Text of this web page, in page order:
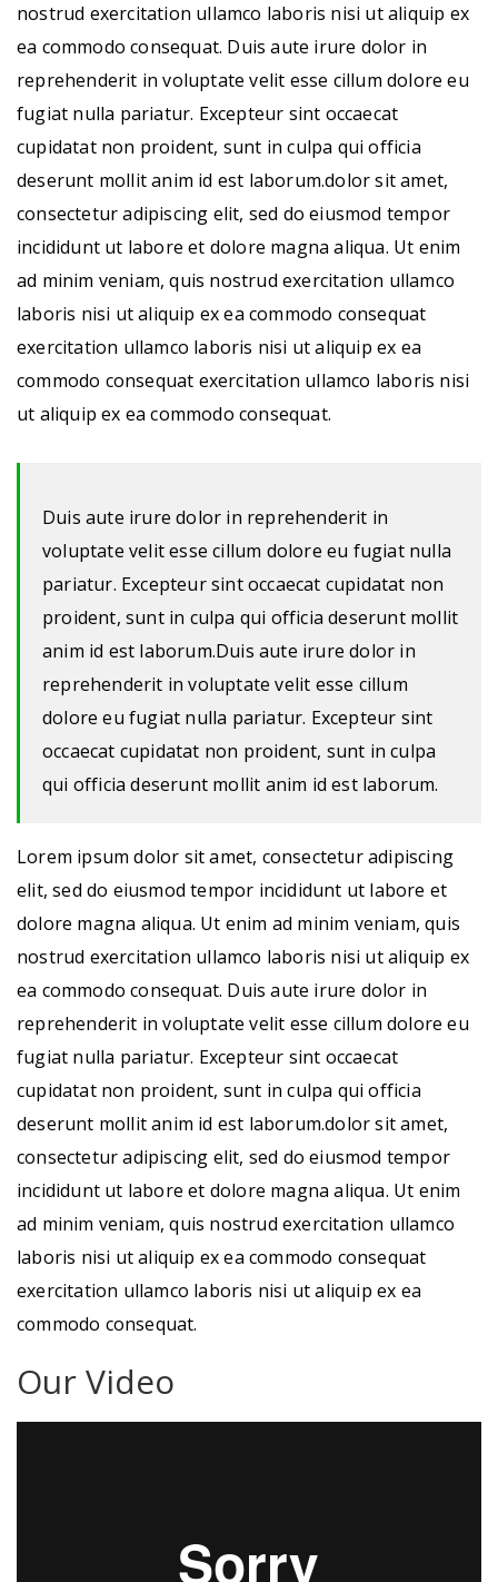
nostrud exercitation ullamco laboris nisi ut aliquip ex
ea commodo consequat. Duis aute irure dolor in
reprehenderit in voluptate velit esse cillum dolore eu
fugiat nulla pariatur. Excepteur sint occaecat
cupidatat non proident, sunt in culpa qui officia
deserunt mollit anim id est laborum.dolor sit amet,
consectetur adipiscing elit, sed do eiusmod tempor
incididunt ut labore et dolore magna aliqua. Ut enim
ad minim veniam, quis nostrud exercitation ullamco
laboris nisi ut aliquip ex ea commodo consequat
exercitation ullamco laboris nisi ut aliquip ex ea
commodo consequat exercitation ullamco laboris nisi
ut aliquip ex ea commodo consequat.
Duis aute irure dolor in reprehenderit in
voluptate velit esse cillum dolore eu fugiat nulla
pariatur. Excepteur sint occaecat cupidatat non
proident, sunt in culpa qui officia deserunt mollit
anim id est laborum.Duis aute irure dolor in
reprehenderit in voluptate velit esse cillum
dolore eu fugiat nulla pariatur. Excepteur sint
occaecat cupidatat non proident, sunt in culpa
qui officia deserunt mollit anim id est laborum.
Lorem ipsum dolor sit amet, consectetur adipiscing
elit, sed do eiusmod tempor incididunt ut labore et
dolore magna aliqua. Ut enim ad minim veniam, quis
nostrud exercitation ullamco laboris nisi ut aliquip ex
ea commodo consequat. Duis aute irure dolor in
reprehenderit in voluptate velit esse cillum dolore eu
fugiat nulla pariatur. Excepteur sint occaecat
cupidatat non proident, sunt in culpa qui officia
deserunt mollit anim id est laborum.dolor sit amet,
consectetur adipiscing elit, sed do eiusmod tempor
incididunt ut labore et dolore magna aliqua. Ut enim
ad minim veniam, quis nostrud exercitation ullamco
laboris nisi ut aliquip ex ea commodo consequat
exercitation ullamco laboris nisi ut aliquip ex ea
commodo consequat.
Our Video